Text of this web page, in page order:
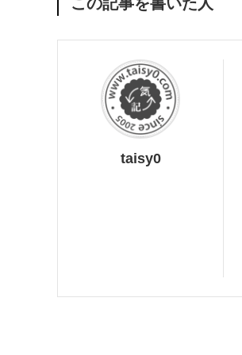
この記事を書いた人
taisy0